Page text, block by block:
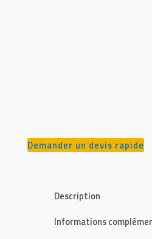
Demander un devis rapide
Description
Informations